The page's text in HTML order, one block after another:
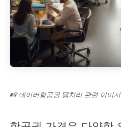
📸 네이버항공권 땡처리 관련 이미